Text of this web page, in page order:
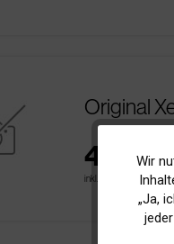
Original
inkl. MwSt. zzgl.
Wir
„Ja,